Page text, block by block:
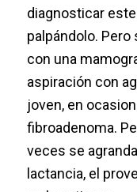
diagnosticar
palpándolo.
con una
aspiración con
joven, en
fibroadenoma.
veces se
lactancia, el